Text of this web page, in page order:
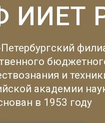
ИИЕТ
и
академии
в 1953 году